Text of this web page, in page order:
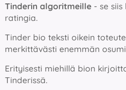
Tinderin algoritmeille - se
ratingia.
Tinder bio teksti oikein
merkittävästi enemmän
Erityisesti miehillä bion
Tinderissä.